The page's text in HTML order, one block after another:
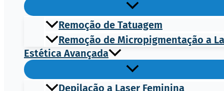
Remoção de Tatuagem
Remoção de Micropigmentação a
Estética Avançada
Depilação a Laser Feminina